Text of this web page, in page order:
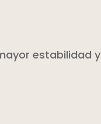
estabilidad y